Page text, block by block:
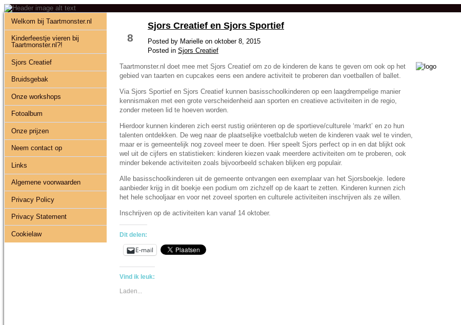
Welkom bij Taartmonster.nl
Kinderfeestje vieren bij
Taartmonster.nl?!
Sjors Creatief
Bruidsgebak
Onze workshops
Fotoalbum
Onze prijzen
Neem contact op
Links
Algemene voorwaarden
Privacy Policy
Privacy Statement
Cookielaw
8
Sjors Creatief en Sjors Sportief
Posted by Marielle on oktober 8, 2015
Posted in Sjors Creatief
Taartmonster.nl doet mee met Sjors Creatief om zo de kinderen de kans te geven om ook op het
gebied van taarten en cupcakes eens een andere activiteit te proberen dan voetballen of ballet.
Via Sjors Sportief en Sjors Creatief kunnen basisschoolkinderen op een laagdrempelige manier
kennismaken met een grote verscheidenheid aan sporten en creatieve activiteiten in de regio,
zonder meteen lid te hoeven worden.
Hierdoor kunnen kinderen zich eerst rustig oriënteren op de sportieve/culturele ‘markt’ en zo hun
talenten ontdekken. De weg naar de plaatselijke voetbalclub weten de kinderen vaak wel te vinden,
maar er is gemeentelijk nog zoveel meer te doen. Hier speelt Sjors perfect op in en dat blijkt ook
wel uit de cijfers en statistieken: kinderen kiezen vaak meerdere activiteiten om te proberen, ook
minder bekende activiteiten zoals bijvoorbeeld schaken blijken erg populair.
Alle basisschoolkinderen uit de gemeente ontvangen een exemplaar van het Sjorsboekje. Iedere
aanbieder krijg in dit boekje een podium om zichzelf op de kaart te zetten. Kinderen kunnen zich
het hele schooljaar en voor net zoveel sporten en culturele activiteiten inschrijven als ze willen.
Inschrijven op de activiteiten kan vanaf 14 oktober.
Dit delen:
E-mail
Vind ik leuk:
Laden...